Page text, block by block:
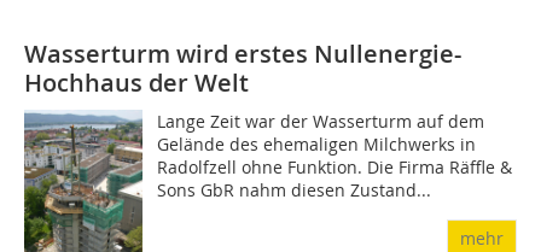
Wasserturm wird erstes Nullenergie-
Hochhaus der Welt
Lange Zeit war der Wasserturm auf dem
Gelände des ehemaligen Milchwerks in
Radolfzell ohne Funktion. Die Firma Räffle &
Sons GbR nahm diesen Zustand...
mehr